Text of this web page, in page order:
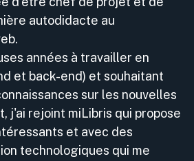
autodidacte au
années à travailler en
et back-end) et souhaitant
sur les nouvelles
j'ai rejoint miLibris qui propose
et avec des
technologiques qui me